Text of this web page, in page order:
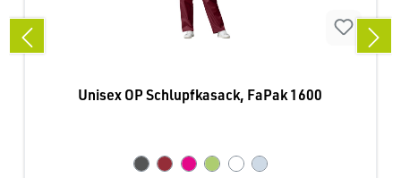
Unisex OP Schlupfkasack, FaPak 1600